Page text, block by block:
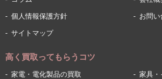
個人情報保護方針 お問
サイトマップ
高く買取ってもらうコツ
家電・電化製品の買取 家具・